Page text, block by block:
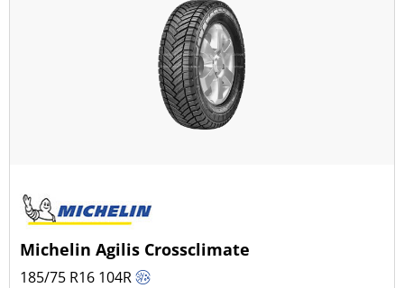
Michelin Agilis Crossclimate
185/75 R16 104R